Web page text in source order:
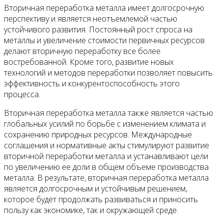
Вторичная переработка металла имеет долгосрочную
перспективу и является неотъемлемой частью
устойчивого развития. Постоянный рост спроса на
металлы и увеличение стоимости первичных ресурсов
делают вторичную переработку все более
востребованной. Кроме того, развитие новых
технологий и методов переработки позволяет повысить
эффективность и конкурентоспособность этого
процесса.
Вторичная переработка металла также является частью
глобальных усилий по борьбе с изменением климата и
сохранению природных ресурсов. Международные
соглашения и нормативные акты стимулируют развитие
вторичной переработки металла и устанавливают цели
по увеличению ее доли в общем объеме производства
металла. В результате, вторичная переработка металла
является долгосрочным и устойчивым решением,
которое будет продолжать развиваться и приносить
пользу как экономике, так и окружающей среде.